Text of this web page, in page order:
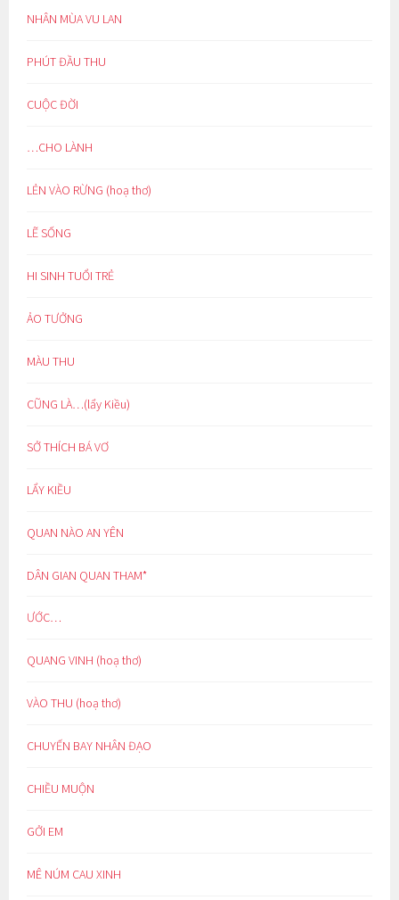
NHÂN MÙA VU LAN
PHÚT ĐẦU THU
CUỘC ĐỜI
…CHO LÀNH
LẺN VÀO RỪNG (hoạ thơ)
LẼ SỐNG
HI SINH TUỔI TRẺ
ẢO TƯỞNG
MÀU THU
CŨNG LÀ…(lẩy Kiều)
SỞ THÍCH BÁ VƠ
LẨY KIỀU
QUAN NÀO AN YÊN
DÂN GIAN QUAN THAM*
ƯỚC…
QUANG VINH (hoạ thơ)
VÀO THU (hoạ thơ)
CHUYẾN BAY NHÂN ĐẠO
CHIỀU MUỘN
GỞI EM
MÊ NÚM CAU XINH